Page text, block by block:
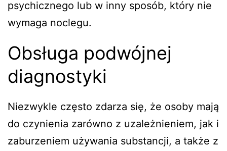
psychicznego lub w inny sposób, który nie
wymaga noclegu.
Obsługa podwójnej
diagnostyki
Niezwykle często zdarza się, że osoby mają
do czynienia zarówno z uzależnieniem, jak i
zaburzeniem używania substancji, a także z